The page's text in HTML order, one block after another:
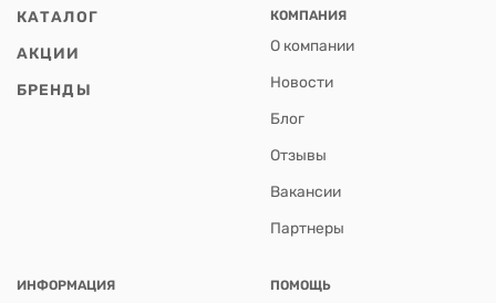
КАТАЛОГ
АКЦИИ
БРЕНДЫ
КОМПАНИЯ
О компании
Новости
Блог
Отзывы
Вакансии
Партнеры
ИНФОРМАЦИЯ ПОМОЩЬ